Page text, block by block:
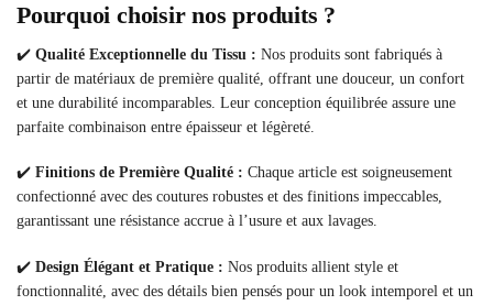
Pourquoi choisir nos produits ?
✔️ Qualité Exceptionnelle du Tissu : Nos produits sont fabriqués à
partir de matériaux de première qualité, offrant une douceur, un confort
et une durabilité incomparables. Leur conception équilibrée assure une
parfaite combinaison entre épaisseur et légèreté.
✔️ Finitions de Première Qualité : Chaque article est soigneusement
confectionné avec des coutures robustes et des finitions impeccables,
garantissant une résistance accrue à l’usure et aux lavages.
✔️ Design Élégant et Pratique : Nos produits allient style et
fonctionnalité, avec des détails bien pensés pour un look intemporel et un